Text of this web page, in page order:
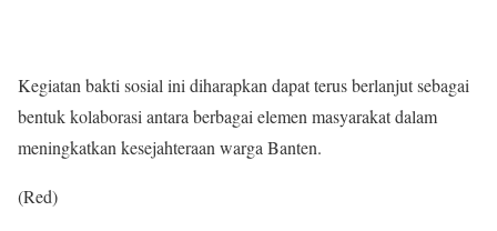
Kegiatan bakti sosial ini diharapkan dapat terus berlanjut sebagai
bentuk kolaborasi antara berbagai elemen masyarakat dalam
meningkatkan kesejahteraan warga Banten.
(Red)